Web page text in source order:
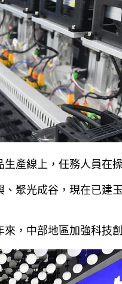
產線上，任務人員在
聚光成谷，現在已
，中部地區加強科技